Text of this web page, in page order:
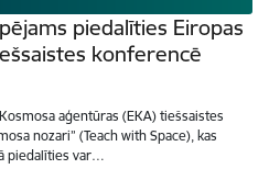
piedalīties Eiropas
konferencē
aģentūras (EKA) tiešsaistes
nozari” (Teach with Space), kas
piedalīties var…